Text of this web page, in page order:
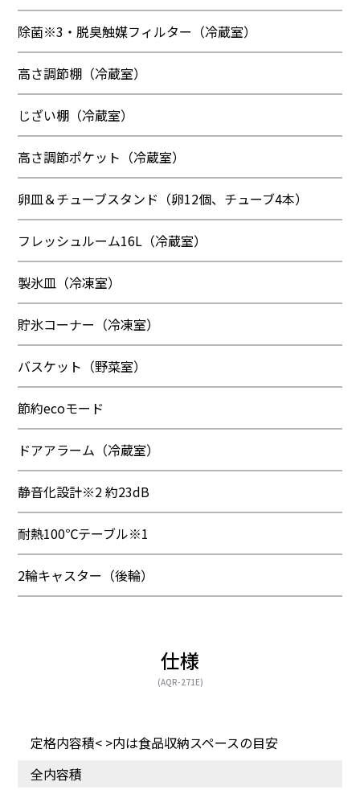
除菌※3・脱臭触媒フィルター（冷蔵室）
高さ調節棚（冷蔵室）
じざい棚（冷蔵室）
高さ調節ポケット（冷蔵室）
卵皿＆チューブスタンド（卵12個、チューブ4本）
フレッシュルーム16L（冷蔵室）
製氷皿（冷凍室）
貯氷コーナー（冷凍室）
バスケット（野菜室）
節約ecoモード
ドアアラーム（冷蔵室）
静音化設計※2 約23dB
耐熱100℃テーブル※1
2輪キャスター（後輪）
仕様
(AQR-271E)
定格内容積< >内は食品収納スペースの目安
全内容積